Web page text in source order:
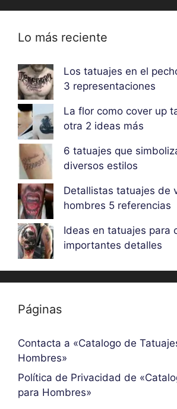
Lo más reciente
Los tatuajes en el
3 representaciones
La flor como cover up
otra 2 ideas más
6 tatuajes que
diversos estilos
Detallistas tatuajes de
hombres 5 referencias
Ideas en tatuajes para
importantes detalles
Páginas
Contacta a «Catalogo de
Hombres»
Política de Privacidad de
para Hombres»